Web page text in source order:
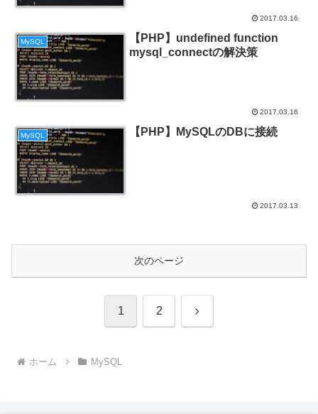
2017.03.16
MySQL
【PHP】undefined function
mysql_connectの解決策
2017.03.16
MySQL 【PHP】MySQLのDBに接続
2017.03.13
次のページ
1 2 次
ホーム MySQL